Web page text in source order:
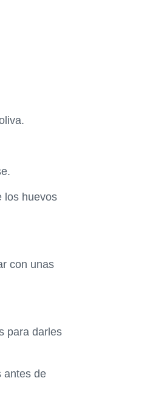
los huevos
con unas
para darles
antes de